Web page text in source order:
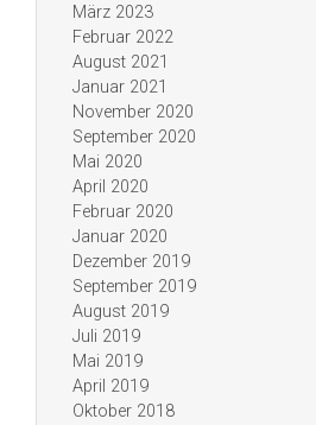
März 2023
Februar 2022
August 2021
Januar 2021
November 2020
September 2020
Mai 2020
April 2020
Februar 2020
Januar 2020
Dezember 2019
September 2019
August 2019
Juli 2019
Mai 2019
April 2019
Oktober 2018